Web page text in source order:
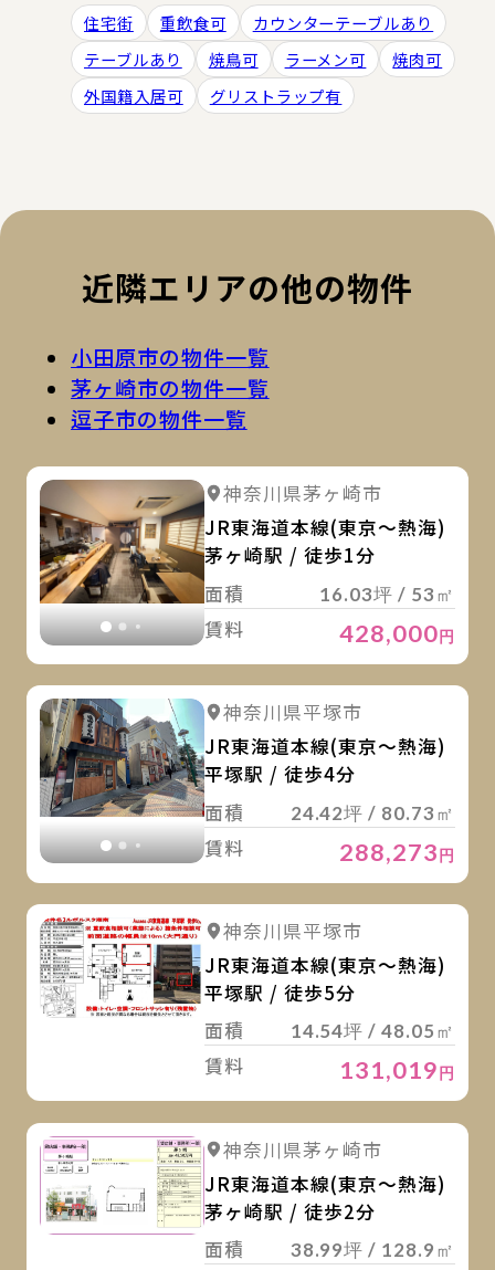
住宅街 重飲食可
カウンターテーブルあり
テーブルあり
焼鳥可 ラーメン可
焼肉可
外国籍入居可
グリストラップ有
近隣エリアの他の物件
小田原市の物件一覧
茅ヶ崎市の物件一覧
逗子市の物件一覧
詳細を見る 詳細を見る
神奈川県茅ヶ崎市
JR東海道本線(東京～熱海)
茅ヶ崎駅 / 徒歩1分
面積
16.03坪 / 53㎡
賃料 428,000円
詳細を見る
神奈川県平塚市
JR東海道本線(東京～熱海)
平塚駅 / 徒歩4分
面積
24.42坪 / 80.73㎡
賃料 288,273円
詳細を見る
神奈川県平塚市
JR東海道本線(東京～熱海)
平塚駅 / 徒歩5分
面積
14.54坪 / 48.05㎡
賃料 131,019円
詳細を見る
神奈川県茅ヶ崎市
JR東海道本線(東京～熱海)
茅ヶ崎駅 / 徒歩2分
面積
38.99坪 / 128.9㎡